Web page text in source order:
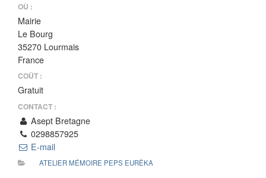
OÙ :
Mairie
Le Bourg
35270 Lourmais
France
COÛT :
Gratuit
CONTACT :
Asept Bretagne
0298857925
E-mail
ATELIER MÉMOIRE PEPS EURÊKA